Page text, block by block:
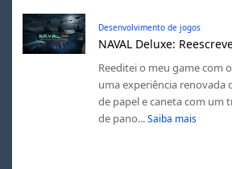
Desenvolvimento de jogos
NAVAL Deluxe:
Reeditei o meu game com
uma experiência renovada
de papel e caneta com um
de pano... Saiba mais